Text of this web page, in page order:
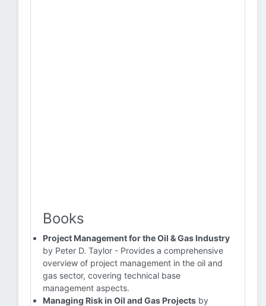
Books
Project Management for the Oil & Gas Industry
by Peter D. Taylor - Provides a comprehensive
overview of project management in the oil and
gas sector, covering technical base
management aspects.
Managing Risk in Oil and Gas Projects by